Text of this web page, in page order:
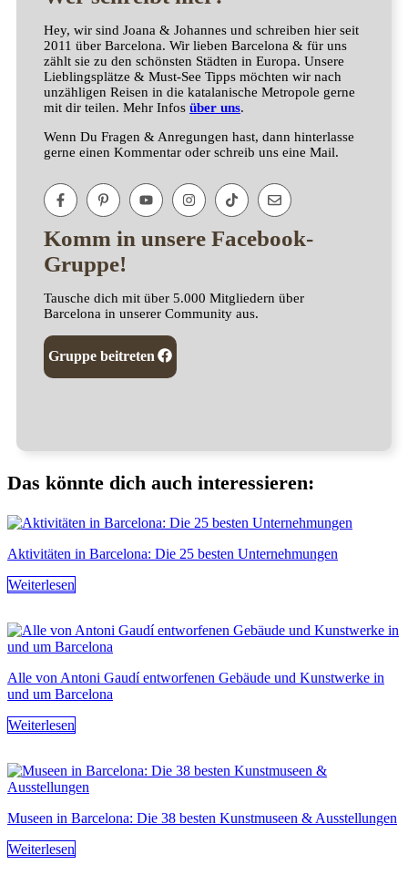
Hey, wir sind Joana & Johannes und schreiben hier seit
2011 über Barcelona. Wir lieben Barcelona & für uns
zählt sie zu den schönsten Städten in Europa. Unsere
Lieblingsplätze & Must-See Tipps möchten wir nach
unzähligen Reisen in die katalanische Metropole gerne
mit dir teilen. Mehr Infos über uns.
Wenn Du Fragen & Anregungen hast, dann hinterlasse
gerne einen Kommentar oder schreib uns eine Mail.
Komm in unsere Facebook-
Gruppe!
Tausche dich mit über 5.000 Mitgliedern über
Barcelona in unserer Community aus.
Gruppe beitreten
Das könnte dich auch interessieren:
Aktivitäten in Barcelona: Die 25 besten Unternehmungen
Weiterlesen
Alle von Antoni Gaudí entworfenen Gebäude und Kunstwerke in
und um Barcelona
Weiterlesen
Museen in Barcelona: Die 38 besten Kunstmuseen & Ausstellungen
Weiterlesen